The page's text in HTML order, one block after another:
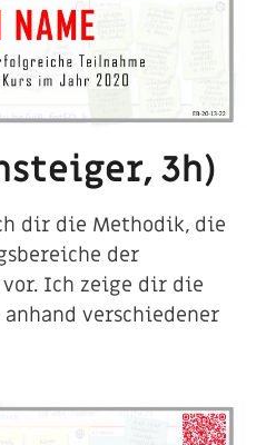
3h)
dir die Methodik, die
der
Ich zeige dir die
verschiedener